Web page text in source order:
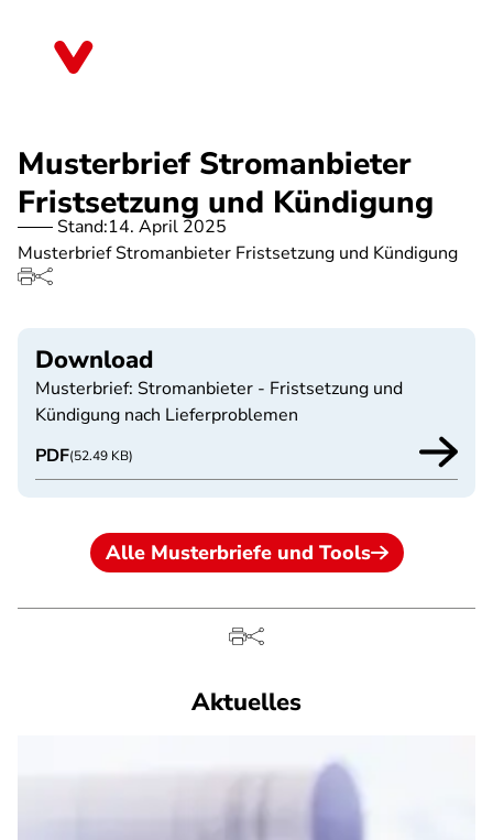
Musterbrief Stromanbieter
Fristsetzung und Kündigung
Stand:14. April 2025
Musterbrief Stromanbieter Fristsetzung und Kündigung
Download
Musterbrief: Stromanbieter - Fristsetzung und
Kündigung nach Lieferproblemen
PDF(52.49 KB)
Alle Musterbriefe und Tools
Aktuelles